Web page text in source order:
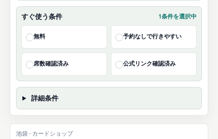
すぐ使う条件 1条件を選択中
無料 予約なしで行きやすい
席数確認済み 公式リンク確認済み
詳細条件
池袋 · カードショップ